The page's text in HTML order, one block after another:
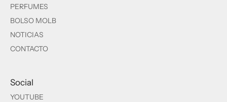
PERFUMES
BOLSO MOLB
NOTICIAS
CONTACTO
Social
YOUTUBE